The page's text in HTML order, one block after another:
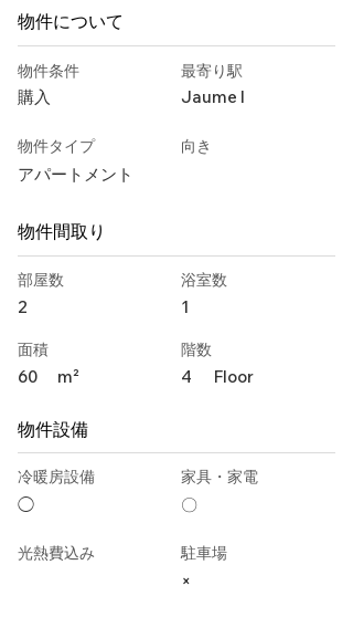
物件について
物件条件
購入
最寄り駅
Jaume l
物件タイプ
アパートメント
向き
物件間取り
部屋数
2
面積
60 m²
浴室数
1
階数
4 Floor
物件設備
冷暖房設備
◯
家具・家電
〇
光熱費込み 駐車場
×